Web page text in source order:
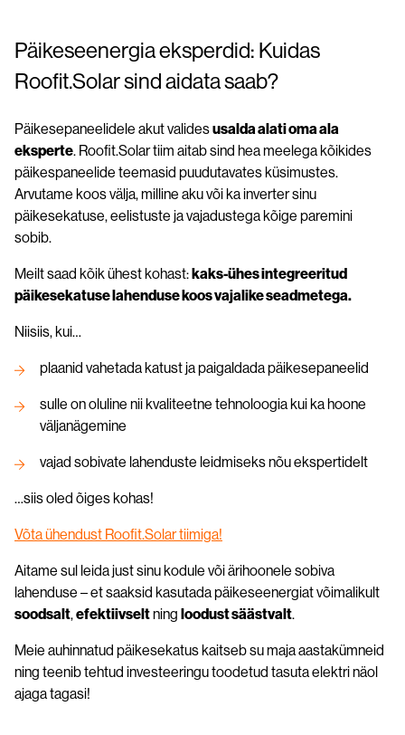
Päikeseenergia eksperdid: Kuidas
Roofit.Solar sind aidata saab?
Päikesepaneelidele akut validesusalda alati oma ala
eksperte. Roofit.Solar tiim aitab sind hea meelega kõikides
päikespaneelide teemasid puudutavates küsimustes.
Arvutame koos välja, milline aku või ka inverter sinu
päikesekatuse, eelistuste ja vajadustega kõige paremini
sobib.
Meilt saad kõik ühest kohast: kaks-ühes integreeritud
päikesekatuse lahenduse koos vajalike seadmetega.
Niisiis, kui…
plaanid vahetada katust ja paigaldada päikesepaneelid
sulle on oluline nii kvaliteetne tehnoloogia kui ka hoone
väljanägemine
vajad sobivate lahenduste leidmiseks nõu ekspertidelt
…siis oled õiges kohas!
Võta ühendust Roofit.Solar tiimiga!
Aitame sul leida just sinu kodule või ärihoonele sobiva
lahenduse – et saaksid kasutada päikeseenergiat võimalikult
soodsalt,efektiivseltning loodust säästvalt.
Meie auhinnatud päikesekatus kaitseb su maja aastakümneid
ning teenib tehtud investeeringu toodetud tasuta elektri näol
ajaga tagasi!